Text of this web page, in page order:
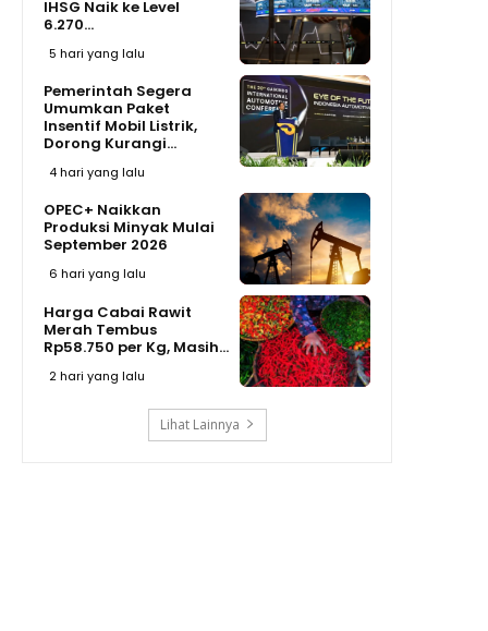
IHSG Naik ke Level
6.270...
5 hari yang lalu
Pemerintah Segera
Umumkan Paket
Insentif Mobil Listrik,
Dorong Kurangi...
4 hari yang lalu
OPEC+ Naikkan
Produksi Minyak Mulai
September 2026
6 hari yang lalu
Harga Cabai Rawit
Merah Tembus
Rp58.750 per Kg, Masih...
2 hari yang lalu
Lihat Lainnya